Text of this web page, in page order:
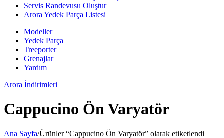
Servis Randevusu Oluştur
Arora Yedek Parça Listesi
Modeller
Yedek Parça
Treeporter
Grenajlar
Yardım
Arora İndirimleri
Cappucino Ön Varyatör
Ana Sayfa/Ürünler “Cappucino Ön Varyatör” olarak etiketlendi